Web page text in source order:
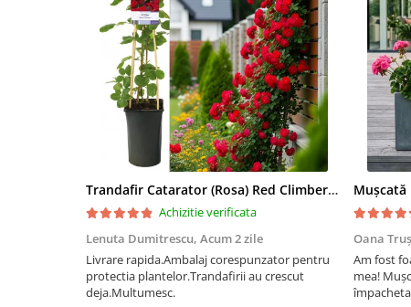
Trandafir Catarator (Rosa) Red Climber - 75cm
Achizitie verificata
Lenuta Dumitrescu, Acum 2 zile
Livrare rapida.Ambalaj corespunzator pentru
protectia plantelor.Trandafirii au crescut
deja.Multumesc.
Oana
Am fost
mea!